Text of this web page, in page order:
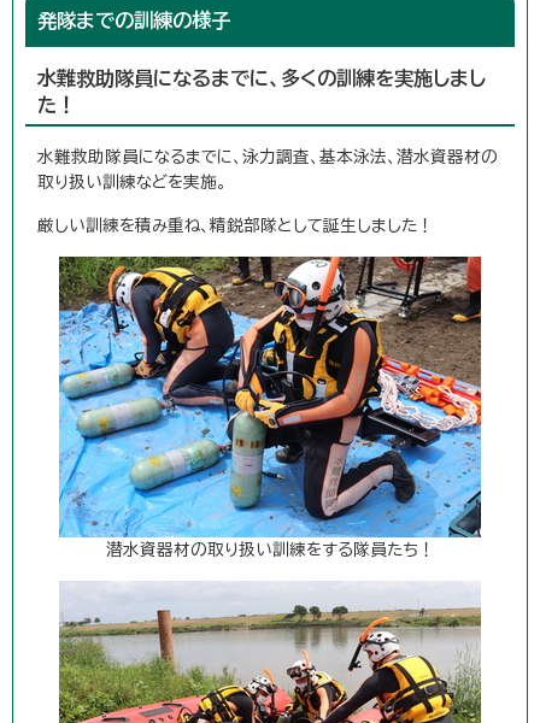
発隊までの訓練の様子
水難救助隊員になるまでに、多くの訓練を実施しまし
た！
水難救助隊員になるまでに、泳力調査、基本泳法、潜水資器材の
取り扱い訓練などを実施。
厳しい訓練を積み重ね、精鋭部隊として誕生しました！
潜水資器材の取り扱い訓練をする隊員たち！